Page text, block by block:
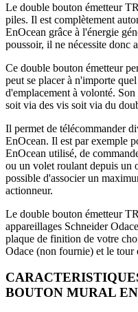
Le double bouton émetteur
piles. Il est complètement
EnOcean grâce à l'énergie
poussoir, il ne nécessite donc
Ce double bouton émetteur
peut se placer à n'importe
d'emplacement à volonté.
soit via des vis soit via du
Il permet de télécommander
EnOcean. Il est par exemple
EnOcean utilisé, de
ou un volet roulant depuis un
possible d'associer un
actionneur.
Le double bouton émetteur
appareillages Schneider
plaque de finition de votre
Odace (non fournie) et le tour
BOUTON MURAL